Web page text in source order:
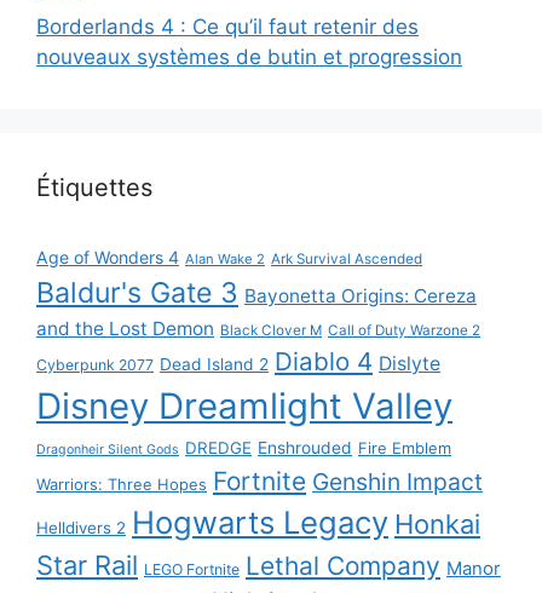
Borderlands 4 : Ce qu’il faut retenir des
nouveaux systèmes de butin et progression
Étiquettes
Age of Wonders 4 Alan Wake 2 Ark Survival Ascended
Baldur's Gate 3 Bayonetta Origins: Cereza
and the Lost Demon Black Clover M Call of Duty Warzone 2
Cyberpunk 2077 Dead Island 2 Diablo 4 Dislyte
Disney Dreamlight Valley
Dragonheir Silent Gods DREDGE Enshrouded Fire Emblem
Warriors: Three Hopes Fortnite Genshin Impact
Helldivers 2 Hogwarts Legacy Honkai
Star Rail LEGO Fortnite Lethal Company Manor